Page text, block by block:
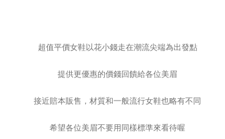
超值平價女鞋以花小錢走在潮流尖端為出發點
提供更優惠的價錢回饋給各位美眉
接近賠本販售，材質和一般流行女鞋也略有不同
希望各位美眉不要用同樣標準來看待喔